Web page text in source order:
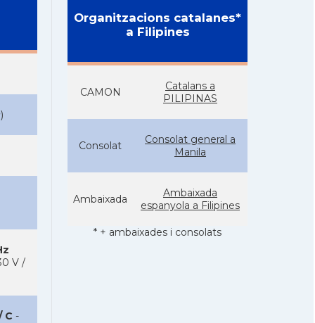
)
V /
C -
Organitzacions catalanes*
a Filipines
CAMON
Catalans a
PILIPINAS
Consolat
Consolat general a
Manila
Ambaixada
Ambaixada
espanyola a Filipines
* + ambaixades i consolats